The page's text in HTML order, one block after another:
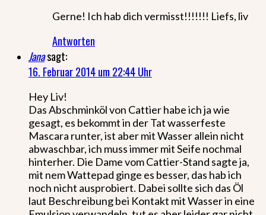
Gerne! Ich hab dich vermisst!!!!!!! Liefs, liv
Antworten
Janasagt:
16. Februar 2014 um 22:44 Uhr
Hey Liv!
Das Abschminköl von Cattier habe ich ja wie
gesagt, es bekommt in der Tat wasserfeste
Mascara runter, ist aber mit Wasser allein nicht
abwaschbar, ich muss immer mit Seife nochmal
hinterher. Die Dame vom Cattier-Stand sagte ja,
mit nem Wattepad ginge es besser, das hab ich
noch nicht ausprobiert. Dabei sollte sich das Öl
laut Beschreibung bei Kontakt mit Wasser in eine